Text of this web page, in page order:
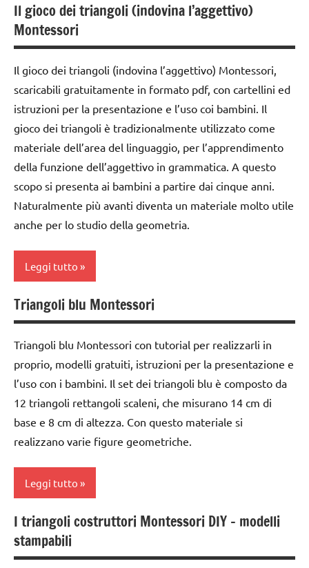
geometria
GUIDA
DIDATTICA
MATEMATICA
MONTESSORI
psicogeometria
Montessori
TUTTI GLI
ARGOMENTI
PER ETA'
TUTTI GLI
ARTICOLI
analisi
grammaticale
Montessori
classe
1a
classe
2a
3a
dai
DOWNLOAD
DIDATTICA
MONTESSORI
italiano
LINGUAGGIO
MONTESSORI
psicogrammatica
Montessori
TUTTI GLI
ARGOMENTI
Il gioco dei triangoli (indovina l’aggettivo)
Montessori
Il gioco dei triangoli (indovina l’aggettivo) Montessori,
scaricabili gratuitamente in formato pdf, con cartellini ed
istruzioni per la presentazione e l’uso coi bambini. Il
gioco dei triangoli è tradizionalmente utilizzato come
materiale dell’area del linguaggio, per l’apprendimento
della funzione dell’aggettivo in grammatica. A questo
scopo si presenta ai bambini a partire dai cinque anni.
Naturalmente più avanti diventa un materiale molto utile
anche per lo studio della geometria.
Leggi tutto
classe
2a
classe
3a
materiali
Montessori
3 ai
6
anni
DOWNLOAD
geometria
Triangoli blu Montessori
Triangoli blu Montessori con tutorial per realizzarli in
proprio, modelli gratuiti, istruzioni per la presentazione e
l’uso con i bambini. Il set dei triangoli blu è composto da
12 triangoli rettangoli scaleni, che misurano 14 cm di
base e 8 cm di altezza. Con questo materiale si
realizzano varie figure geometriche.
Leggi tutto
classe
1a
I triangoli costruttori Montessori DIY – modelli
stampabili